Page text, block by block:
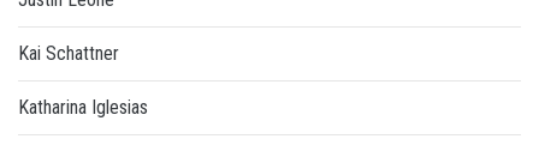
Kai Schattner
Katharina Iglesias